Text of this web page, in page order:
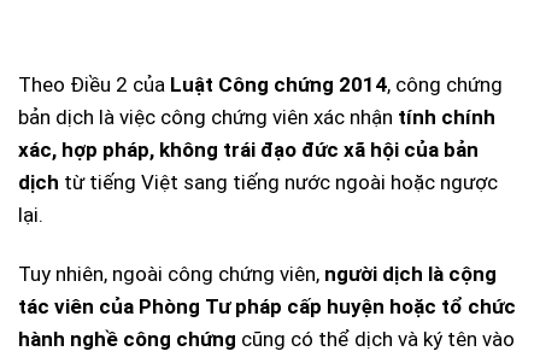
Theo Điều 2 của Luật Công chứng 2014, công chứng
bản dịch là việc công chứng viên xác nhận tính chính
xác, hợp pháp, không trái đạo đức xã hội của bản
dịch từ tiếng Việt sang tiếng nước ngoài hoặc ngược
lại.
Tuy nhiên, ngoài công chứng viên, người dịch là cộng
tác viên của Phòng Tư pháp cấp huyện hoặc tổ chức
hành nghề công chứng cũng có thể dịch và ký tên vào